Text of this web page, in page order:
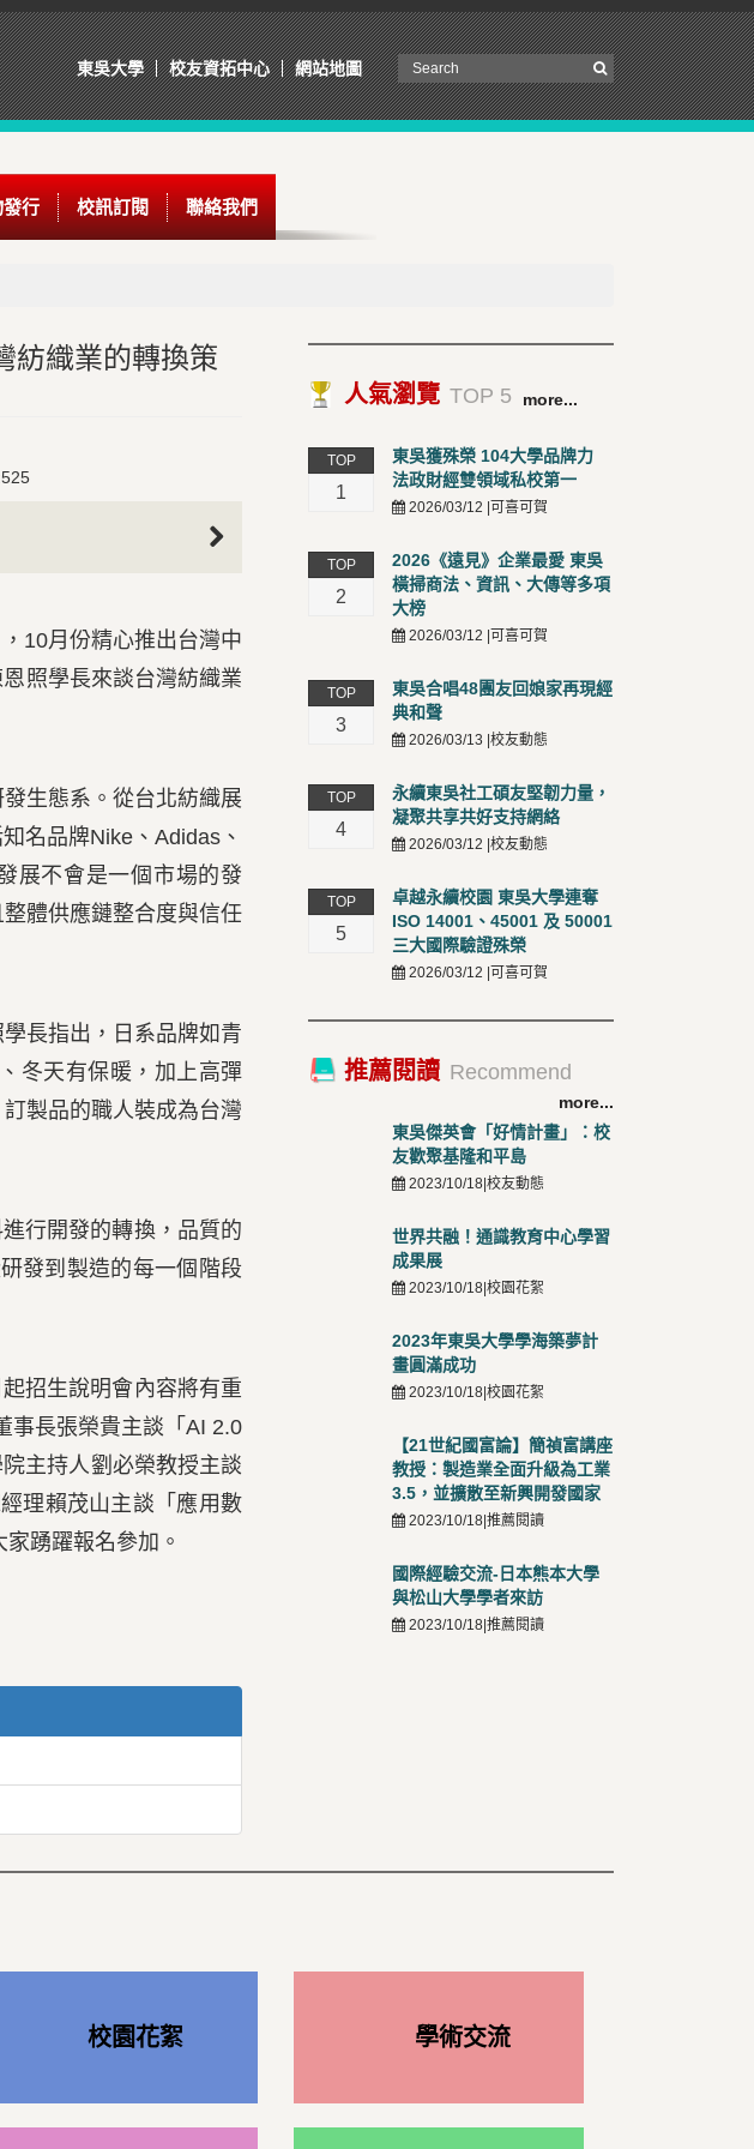
東吳大學 校友資拓中心 網站地圖
行 校訊訂閱 聯絡我們
紡織業的轉換策
10月份精心推出台灣中
照學長來談台灣紡織業
生態系。從台北紡織展
名品牌Nike、Adidas、
展不會是一個市場的發
體供應鏈整合度與信任
長指出，日系品牌如青
冬天有保暖，加上高彈
製品的職人裝成為台灣
行開發的轉換，品質的
發到製造的每一個階段
招生說明會內容將有重
事長張榮貴主談「AI 2.0
主持人劉必榮教授主談
理賴茂山主談「應用數
踴躍報名參加。
人氣瀏覽 TOP 5 more...
TOP
1
東吳獲殊榮 104大學品牌力
法政財經雙領域私校第一
2026/03/12 |可喜可賀
TOP
2
2026《遠見》企業最愛 東吳
橫掃商法、資訊、大傳等多項
大榜
2026/03/12 |可喜可賀
TOP
3
東吳合唱48團友回娘家再現經
典和聲
2026/03/13 |校友動態
TOP
4
永續東吳社工碩友堅韌力量，
凝聚共享共好支持網絡
2026/03/12 |校友動態
TOP
5
卓越永續校園 東吳大學連奪
ISO 14001、45001 及 50001
三大國際驗證殊榮
2026/03/12 |可喜可賀
推薦閱讀 Recommend
more...
東吳傑英會「好情計畫」：校
友歡聚基隆和平島
2023/10/18|校友動態
世界共融！通識教育中心學習
成果展
2023/10/18|校園花絮
2023年東吳大學學海築夢計
畫圓滿成功
2023/10/18|校園花絮
【21世紀國富論】簡禎富講座
教授：製造業全面升級為工業
3.5，並擴散至新興開發國家
2023/10/18|推薦閱讀
國際經驗交流-日本熊本大學
與松山大學學者來訪
2023/10/18|推薦閱讀
校園花絮 學術交流